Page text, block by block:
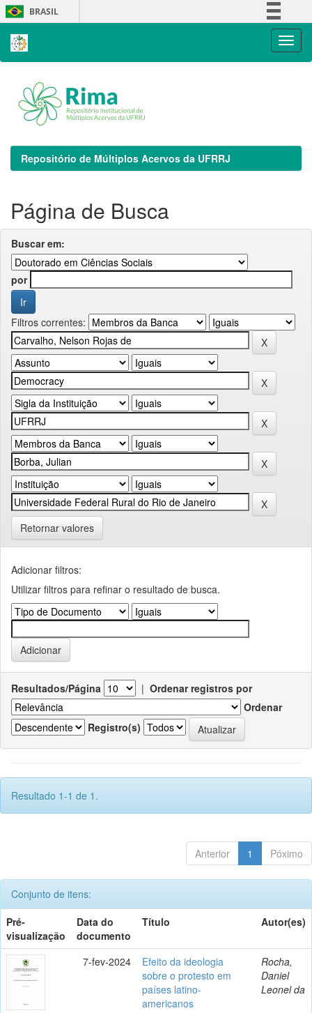
Skip
navigation
BRASIL
Repositório de Múltiplos Acervos da UFRRJ
Página de Busca
Buscar em:
por
Filtros correntes:
Retornar valores
Adicionar filtros:
Utilizar filtros para refinar o resultado de busca.
Resultados/Página | Ordenar registros por
Ordenar
Registro(s)
Resultado 1-1 de 1.
Anterior 1 Póximo
Conjunto de itens:
Pré-
visualização
Data do
documento
Título Autor(es)
7-fev-2024
Efeito da ideologia
sobre o protesto em
países latino-
americanos
Rocha,
Daniel
Leonel da